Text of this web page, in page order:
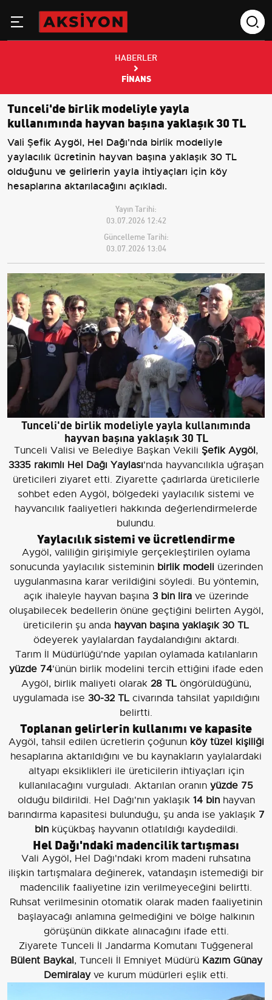
HABERLER
FINANS
Tunceli'de birlik modeliyle yayla
kullanımında hayvan başına yaklaşık 30 TL
Vali Şefik Aygöl, Hel Dağı'nda birlik modeliyle
yaylacılık ücretinin hayvan başına yaklaşık 30 TL
olduğunu ve gelirlerin yayla ihtiyaçları için köy
hesaplarına aktarılacağını açıkladı.
Yayın Tarihi:
03.07.2026 12:42
Güncelleme Tarihi:
03.07.2026 13:04
Tunceli'de birlik modeliyle yayla kullanımında
hayvan başına yaklaşık 30 TL
Tunceli Valisi ve Belediye Başkan Vekili Şefik Aygöl,
3335 rakımlı Hel Dağı Yaylası'nda hayvancılıkla uğraşan
üreticileri ziyaret etti. Ziyarette çadırlarda üreticilerle
sohbet eden Aygöl, bölgedeki yaylacılık sistemi ve
hayvancılık faaliyetleri hakkında değerlendirmelerde
bulundu.
Yaylacılık sistemi ve ücretlendirme
Aygöl, valiliğin girişimiyle gerçekleştirilen oylama
sonucunda yaylacılık sisteminin birlik modeliüzerinden
uygulanmasına karar verildiğini söyledi. Bu yöntemin,
açık ihaleyle hayvan başına 3 bin lirave üzerinde
oluşabilecek bedellerin önüne geçtiğini belirten Aygöl,
üreticilerin şu anda hayvan başına yaklaşık 30 TL
ödeyerek yaylalardan faydalandığını aktardı.
Tarım İl Müdürlüğü'nde yapılan oylamada katılanların
yüzde 74'ünün birlik modelini tercih ettiğini ifade eden
Aygöl, birlik maliyeti olarak 28 TLöngörüldüğünü,
uygulamada ise 30-32 TLcivarında tahsilat yapıldığını
belirtti.
Toplanan gelirlerin kullanımı ve kapasite
Aygöl, tahsil edilen ücretlerin çoğunun köy tüzel kişiliği
hesaplarına aktarıldığını ve bu kaynakların yaylalardaki
altyapı eksiklikleri ile üreticilerin ihtiyaçları için
kullanılacağını vurguladı. Aktarılan oranın yüzde 75
olduğu bildirildi. Hel Dağı'nın yaklaşık 14 binhayvan
barındırma kapasitesi bulunduğu, şu anda ise yaklaşık 7
binküçükbaş hayvanın otlatıldığı kaydedildi.
Hel Dağı'ndaki madencilik tartışması
Vali Aygöl, Hel Dağı'ndaki krom madeni ruhsatına
ilişkin tartışmalara değinerek, vatandaşın istemediği bir
madencilik faaliyetine izin verilmeyeceğini belirtti.
Ruhsat verilmesinin otomatik olarak maden faaliyetinin
başlayacağı anlamına gelmediğini ve bölge halkının
görüşünün dikkate alınacağını ifade etti.
Ziyarete Tunceli İl Jandarma Komutanı Tuğgeneral
Bülent Baykal, Tunceli İl Emniyet Müdürü Kazım Günay
Demiralayve kurum müdürleri eşlik etti.